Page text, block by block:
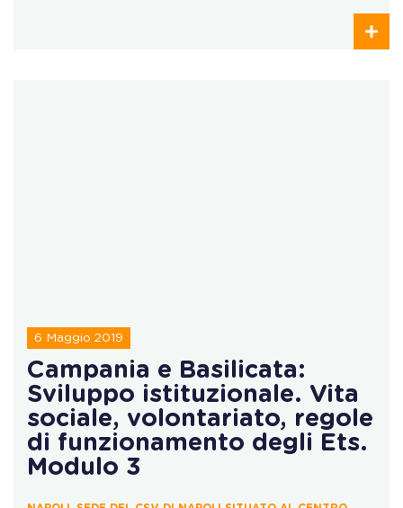
6 Maggio 2019
Campania e Basilicata:
Sviluppo istituzionale. Vita
sociale, volontariato, regole
di funzionamento degli Ets.
Modulo 3